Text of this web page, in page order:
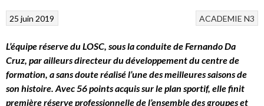
ACADEMIE N3
25 juin 2019
L’équipe réserve du LOSC, sous la conduite de Fernando Da
Cruz, par ailleurs directeur du développement du centre de
formation, a sans doute réalisé l’une des meilleures saisons de
son histoire. Avec 56 points acquis sur le plan sportif, elle finit
première réserve professionnelle de l’ensemble des groupes et